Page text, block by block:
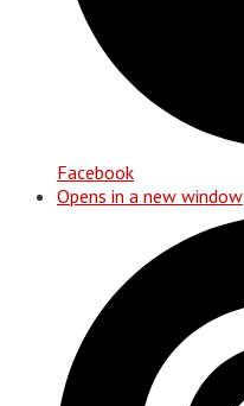
Facebook
Opens in a new window